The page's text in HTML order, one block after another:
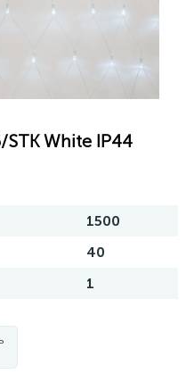
STK White IP44
1500
40
1